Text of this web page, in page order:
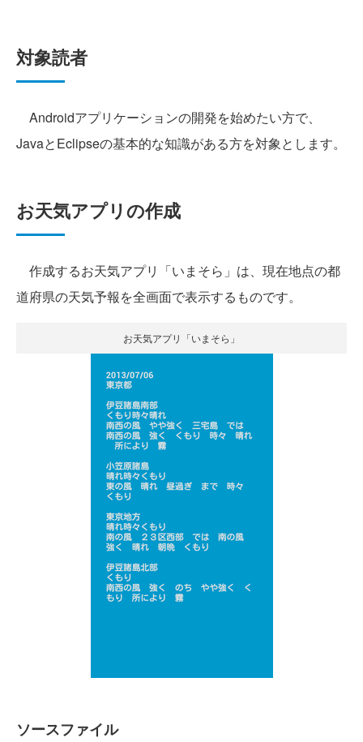
対象読者
Androidアプリケーションの開発を始めたい方で、
JavaとEclipseの基本的な知識がある方を対象とします。
お天気アプリの作成
作成するお天気アプリ「いまそら」は、現在地点の都
道府県の天気予報を全画面で表示するものです。
お天気アプリ「いまそら」
ソースファイル